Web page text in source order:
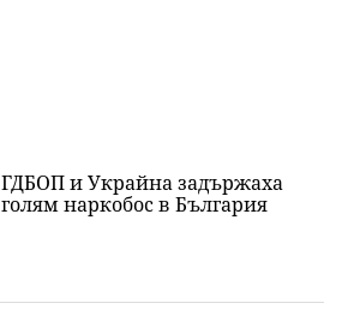
ГДБОП и Украйна задържаха
голям наркобос в България